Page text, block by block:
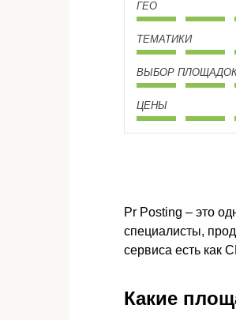
ГЕО
ТЕМАТИКИ
ВЫБОР
ЦЕНЫ
Pr Posting – это
специалисты,
сервиса есть как
Какие